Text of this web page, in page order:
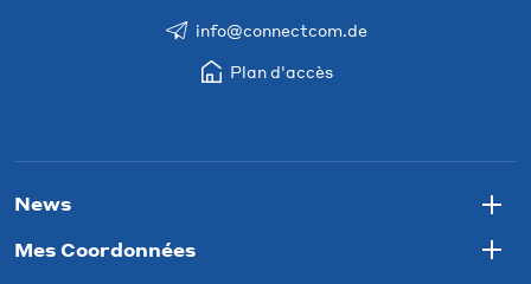
info@connectcom.de
Plan d'accès
News
Mes Coordonnées